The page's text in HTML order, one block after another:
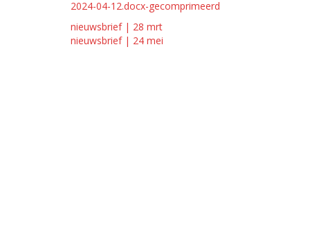
2024-04-12.docx-gecomprimeerd
Bericht
navigatie
nieuwsbrief | 28 mrt
nieuwsbrief | 24 mei